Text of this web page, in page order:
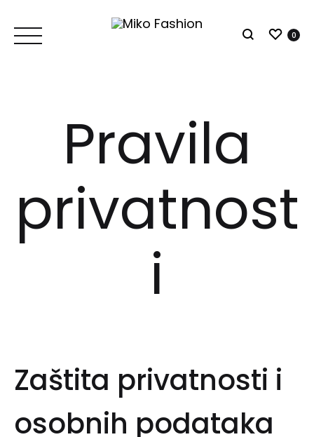
Traži 0
Pravila
privatnost
i
Zaštita privatnosti i
osobnih podataka